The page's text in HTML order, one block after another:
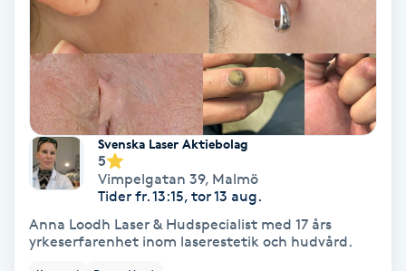
Barber
Barnklippning
BIAB
Blowout
Bottenfärg
Svenska Laser Aktiebolag
5
Vimpelgatan 39, Malmö
Tider fr. 13:15, tor 13 aug.
Anna Loodh Laser & Hudspecialist med 17 års
yrkeserfarenhet inom laserestetik och hudvård.